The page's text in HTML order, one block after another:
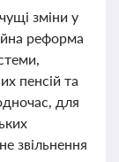
зміни у
реформа
пенсій та
для
звільнення